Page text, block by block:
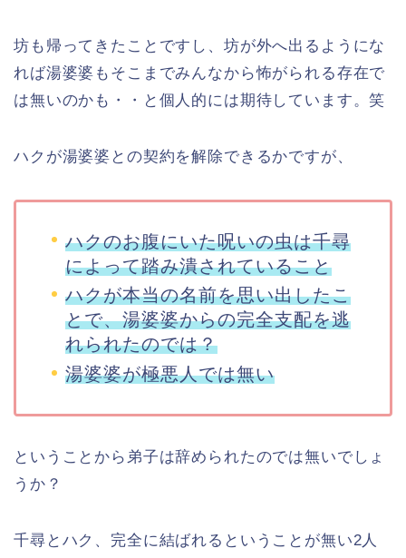
坊も帰ってきたことですし、坊が外へ出るようにな
れば湯婆婆もそこまでみんなから怖がられる存在で
は無いのかも・・と個人的には期待しています。笑
ハクが湯婆婆との契約を解除できるかですが、
ハクのお腹にいた呪いの虫は千尋
によって踏み潰されていること
ハクが本当の名前を思い出したこ
とで、湯婆婆からの完全支配を逃
れられたのでは？
湯婆婆が極悪人では無い
ということから弟子は辞められたのでは無いでしょ
うか？
千尋とハク、完全に結ばれるということが無い2人